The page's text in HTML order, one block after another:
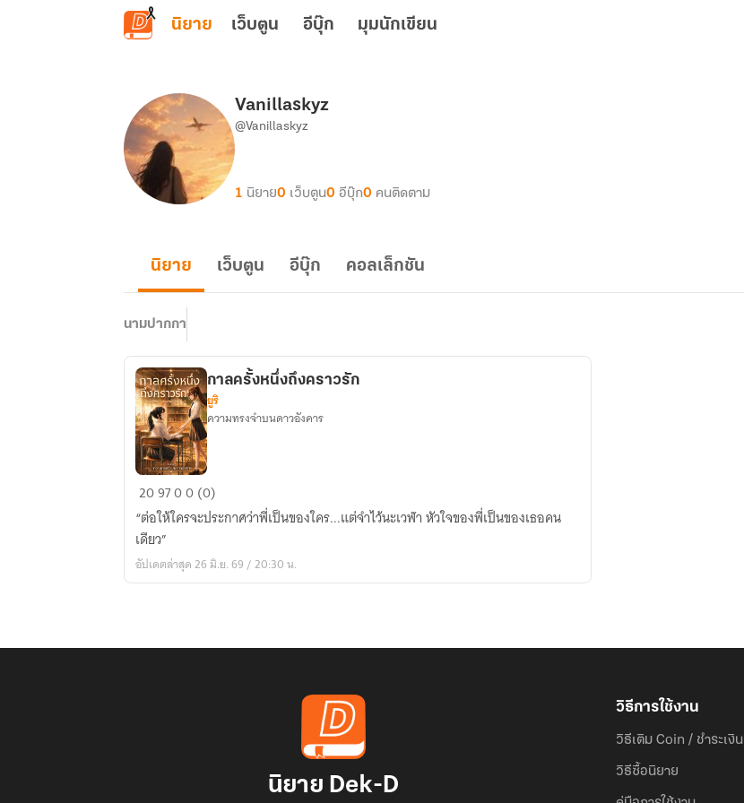
ข้ามไปยังเนื้อหาหลัก
นิยาย เว็บตูน อีบุ๊ก มุมนักเขียน
Vanillaskyz
@Vanillaskyz
1 นิยาย0 เว็บตูน0 อีบุ๊ก0 คนติดตาม
นิยาย เว็บตูน อีบุ๊ก คอลเล็กชัน
นามปากกา
กาล
ครั้ง
หนึ่ง
ถึง
คราว
กาลครั้งหนึ่งถึงคราวรัก
ยูริ
ความทรงจำบนดาวอังคาร
209700 (0)
“ต่อให้ใครจะประกาศว่าพี่เป็นของใคร...แต่จำไว้นะเวฬา หัวใจของพี่เป็นของเธอคน
เดียว”
อัปเดตล่าสุด 26 มิ.ย. 69 / 20:30 น.
นิยาย Dek-D
วิธีการใช้งาน
วิธีเติม Coin / ชำระเงิน
วิธีซื้อนิยาย